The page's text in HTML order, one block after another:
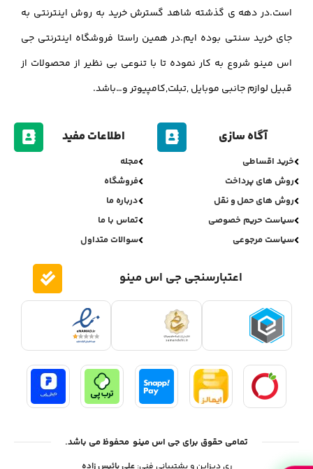
است.در دهه ی گذشته شاهد گسترش خرید به روش اینترنتی به
جای خرید سنتی بوده ایم.در همین راستا فروشگاه اینترنتی جی
اس مینو شروع به کار نموده تا با تنوعی بی نظیر از محصولات از
قبیل لوازم جانبی موبایل ,تبلت,کامپیوتر و…باشد.
آگاه سازی
خرید اقساطی
روش های پرداخت
روش های حمل و نقل
سیاست حریم خصوصی
سیاست مرجوعی
اطلاعات مفید
مجله
فروشگاه
درباره ما
تماس با ما
سوالات متداول
اعتبارسنجی جی اس مینو
تمامی حقوق برای جی اس مینو محفوظ می باشد.
ری دیزاین و پشتیبانی فنی:علی بائیس زاده